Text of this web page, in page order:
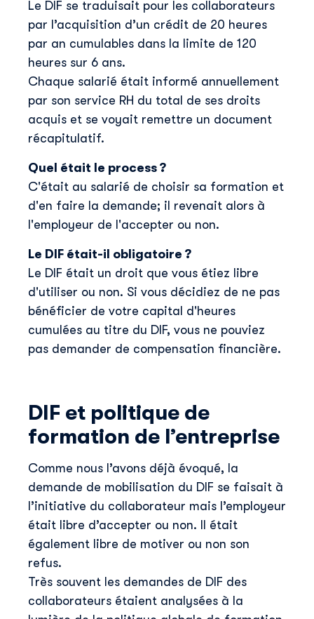
Le DIF se traduisait pour les collaborateurs
par l’acquisition d’un crédit de 20 heures
par an cumulables dans la limite de 120
heures sur 6 ans.
Chaque salarié était informé annuellement
par son service RH du total de ses droits
acquis et se voyait remettre un document
récapitulatif.
Quel était le process ?
C'était au salarié de choisir sa formation et
d'en faire la demande; il revenait alors à
l'employeur de l'accepter ou non.
Le DIF était-il obligatoire ?
Le DIF était un droit que vous étiez libre
d'utiliser ou non. Si vous décidiez de ne pas
bénéficier de votre capital d'heures
cumulées au titre du DIF, vous ne pouviez
pas demander de compensation financière.
DIF et politique de
formation de l’entreprise
Comme nous l’avons déjà évoqué, la
demande de mobilisation du DIF se faisait à
l’initiative du collaborateur mais l’employeur
était libre d’accepter ou non. Il était
également libre de motiver ou non son
refus.
Très souvent les demandes de DIF des
collaborateurs étaient analysées à la